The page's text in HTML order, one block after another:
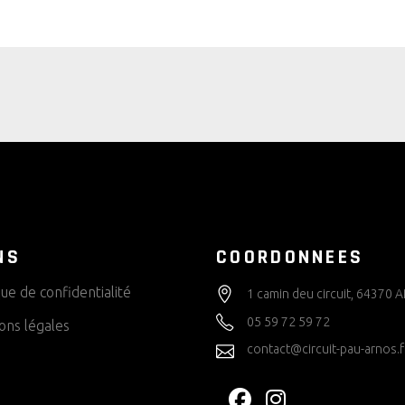
de confidentialité
légales
COORDONNEES
1 camin deu circuit, 64370
05 59 72 59 72
contact@circuit-pau-